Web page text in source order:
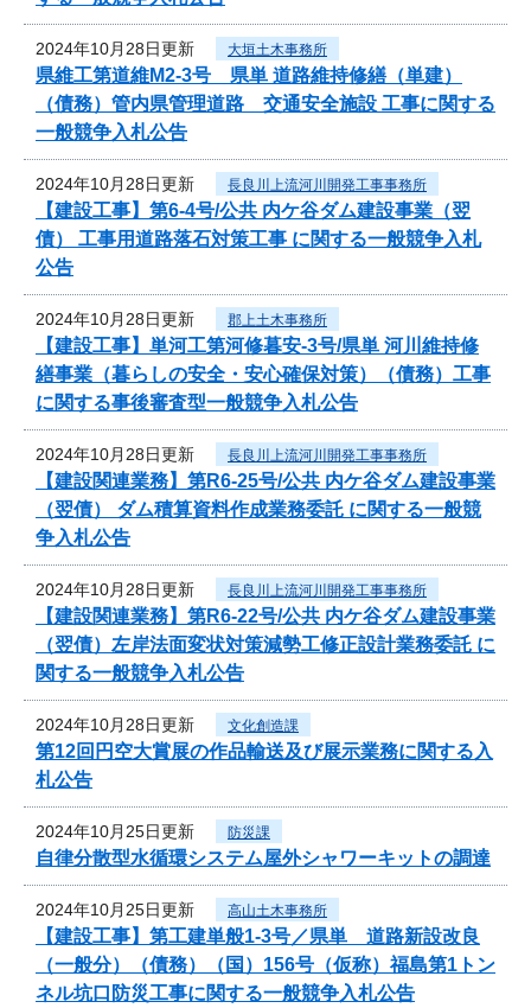
2024年10月28日更新 大垣土木事務所
県維工第道維M2-3号 県単 道路維持修繕（単建）
（債務）管内県管理道路 交通安全施設 工事に関する
一般競争入札公告
2024年10月28日更新 長良川上流河川開発工事事務所
【建設工事】第6-4号/公共 内ケ谷ダム建設事業（翌
債） 工事用道路落石対策工事 に関する一般競争入札
公告
2024年10月28日更新 郡上土木事務所
【建設工事】単河工第河修暮安-3号/県単 河川維持修
繕事業（暮らしの安全・安心確保対策）（債務）工事
に関する事後審査型一般競争入札公告
2024年10月28日更新 長良川上流河川開発工事事務所
【建設関連業務】第R6-25号/公共 内ケ谷ダム建設事業
（翌債） ダム積算資料作成業務委託 に関する一般競
争入札公告
2024年10月28日更新 長良川上流河川開発工事事務所
【建設関連業務】第R6-22号/公共 内ケ谷ダム建設事業
（翌債）左岸法面変状対策減勢工修正設計業務委託 に
関する一般競争入札公告
2024年10月28日更新 文化創造課
第12回円空大賞展の作品輸送及び展示業務に関する入
札公告
2024年10月25日更新 防災課
自律分散型水循環システム屋外シャワーキットの調達
2024年10月25日更新 高山土木事務所
【建設工事】第工建単般1-3号／県単 道路新設改良
（一般分）（債務）（国）156号（仮称）福島第1トン
ネル坑口防災工事に関する一般競争入札公告